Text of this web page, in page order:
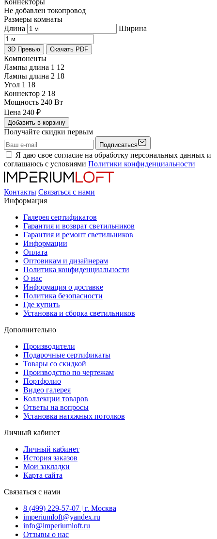
Не добавлен токопровод
Размеры комнаты
Длина
Ширина
3D Превью Скачать PDF
Компоненты
Лампы длина 1 12
Лампы длина 2 18
Угол 1 18
Коннектор 2 18
Мощность 240 Вт
Цена 240 ₽
Добавить в корзину
Получайте скидки первым
Подписаться
Я даю свое согласие на обработку персональных данных и
соглашаюсь с условиями Политики конфиденциальности
Контакты Связаться с нами
Информация
Галерея сертификатов
Гарантия и возврат светильников
Гарантия и ремонт светильников
Информации
Оплата
Оптовикам и дизайнерам
Политика конфиденциальности
О нас
Информация о доставке
Политика безопасности
Где купить
Установка и сборка светильников
Дополнительно
Производители
Подарочные сертификаты
Товары со скидкой
Производство по чертежам
Портфолио
Видео галерея
Коллекции товаров
Ответы на вопросы
Установка натяжных потолков
Личный кабинет
Личный кабинет
История заказов
Мои закладки
Карта сайта
Связаться с нами
8 (499) 229-57-07 | г. Москва
imperiumloft@yandex.ru
info@imperiumloft.ru
Отзывы о нас